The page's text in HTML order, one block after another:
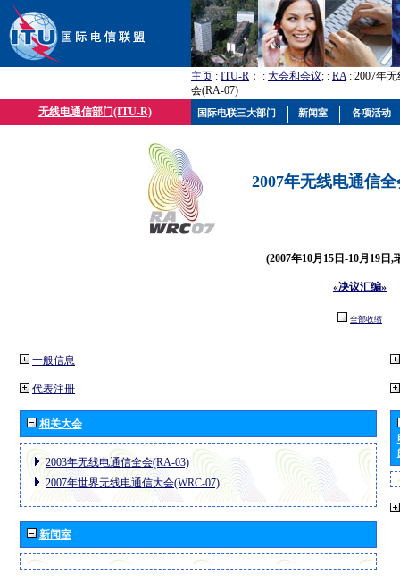
主页 : ITU-R ； : 大会和会议; : RA: 2007年
会(RA-07)
无线电通信部门(ITU-R)
2007年无线电通信
(2007年10月15日-10月19日,
«决议汇编»
全部收缩
一般信息
代表注册
相关大会
2003年无线电通信全会(RA-03)
2007年世界无线电通信大会(WRC-07)
新闻室
国际电联三大部门 新闻室 各项活动